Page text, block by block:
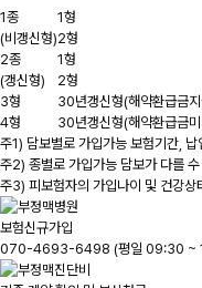
1종
(비갱신형)
1형
2형
2종
(갱신형)
1형
2형
3형
30년갱신형(해약환급금
4형
30년갱신형(해약환급금
주1) 담보별로 가입가능 보험기간,
주2) 종별로 가입가능 담보가 다를
주3) 피보험자의 가입나이 및 건강상
보험신규가입
070-4693-6498 (평일 09:30 ~